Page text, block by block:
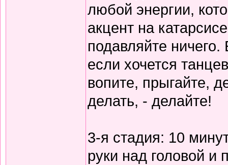
любой энергии,
акцент на
подавляйте
если хочется
вопите, прыгайте,
делать, - делайте!
3-я стадия: 10
руки над головой и